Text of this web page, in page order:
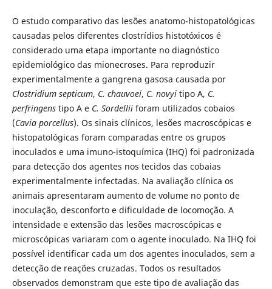
O estudo comparativo das lesões anatomo-histopatológicas
causadas pelos diferentes clostrídios histotóxicos é
considerado uma etapa importante no diagnóstico
epidemiológico das mionecroses. Para reproduzir
experimentalmente a gangrena gasosa causada por
Clostridium septicum, C. chauvoei, C. novyi tipo A, C.
perfringens tipo A e C. Sordellii foram utilizados cobaios
(Cavia porcellus). Os sinais clínicos, lesões macroscópicas e
histopatológicas foram comparadas entre os grupos
inoculados e uma imuno-istoquímica (IHQ) foi padronizada
para detecção dos agentes nos tecidos das cobaias
experimentalmente infectadas. Na avaliação clínica os
animais apresentaram aumento de volume no ponto de
inoculação, desconforto e dificuldade de locomoção. A
intensidade e extensão das lesões macroscópicas e
microscópicas variaram com o agente inoculado. Na IHQ foi
possível identificar cada um dos agentes inoculados, sem a
detecção de reações cruzadas. Todos os resultados
observados demonstram que este tipo de avaliação das